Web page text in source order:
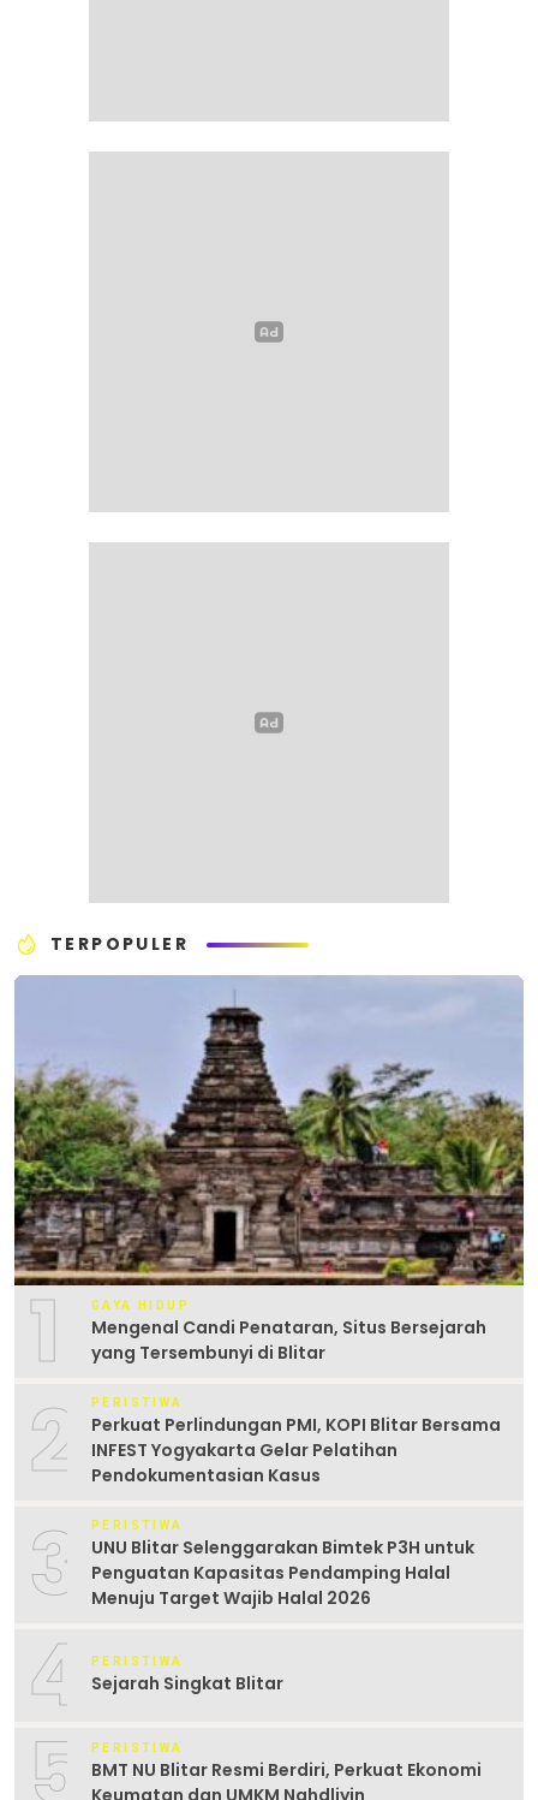
TERPOPULER
1 GAYA HIDUP
Mengenal Candi Penataran, Situs Bersejarah
yang Tersembunyi di Blitar
2 PERISTIWA
Perkuat Perlindungan PMI, KOPI Blitar Bersama
INFEST Yogyakarta Gelar Pelatihan
Pendokumentasian Kasus
3 PERISTIWA
UNU Blitar Selenggarakan Bimtek P3H untuk
Penguatan Kapasitas Pendamping Halal
Menuju Target Wajib Halal 2026
4 PERISTIWA
Sejarah Singkat Blitar
5 PERISTIWA
BMT NU Blitar Resmi Berdiri, Perkuat Ekonomi
Keumatan dan UMKM Nahdliyin